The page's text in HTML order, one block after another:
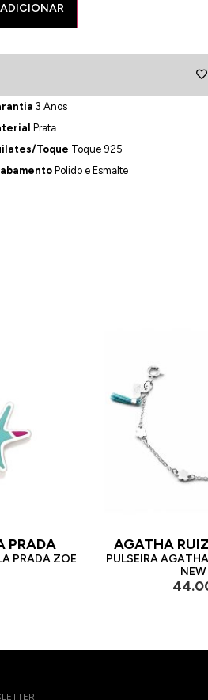
ADICIONAR
3 Anos
Prata
Toque Toque 925
Polido e Esmalte
PRADA
PRADA ZOE
AGATHA
PULSEIRA
NEW